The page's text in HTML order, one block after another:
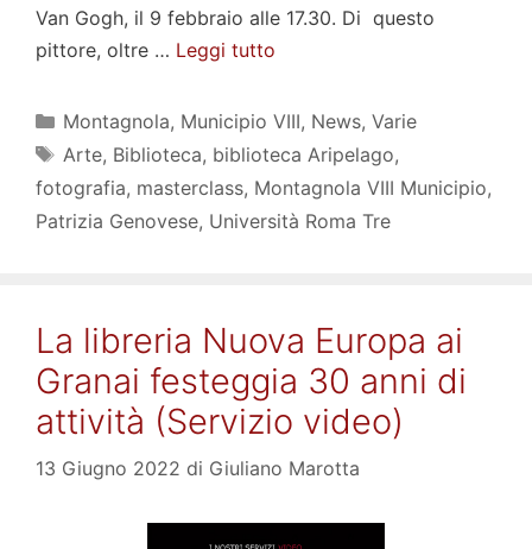
Van Gogh, il 9 febbraio alle 17.30. Di questo
pittore, oltre … Leggi tutto
Categorie
Montagnola, Municipio VIII, News, Varie
Tag
Arte, Biblioteca, biblioteca Aripelago,
fotografia, masterclass, Montagnola VIII Municipio,
Patrizia Genovese, Università Roma Tre
La libreria Nuova Europa ai
Granai festeggia 30 anni di
attività (Servizio video)
13 Giugno 2022 di Giuliano Marotta